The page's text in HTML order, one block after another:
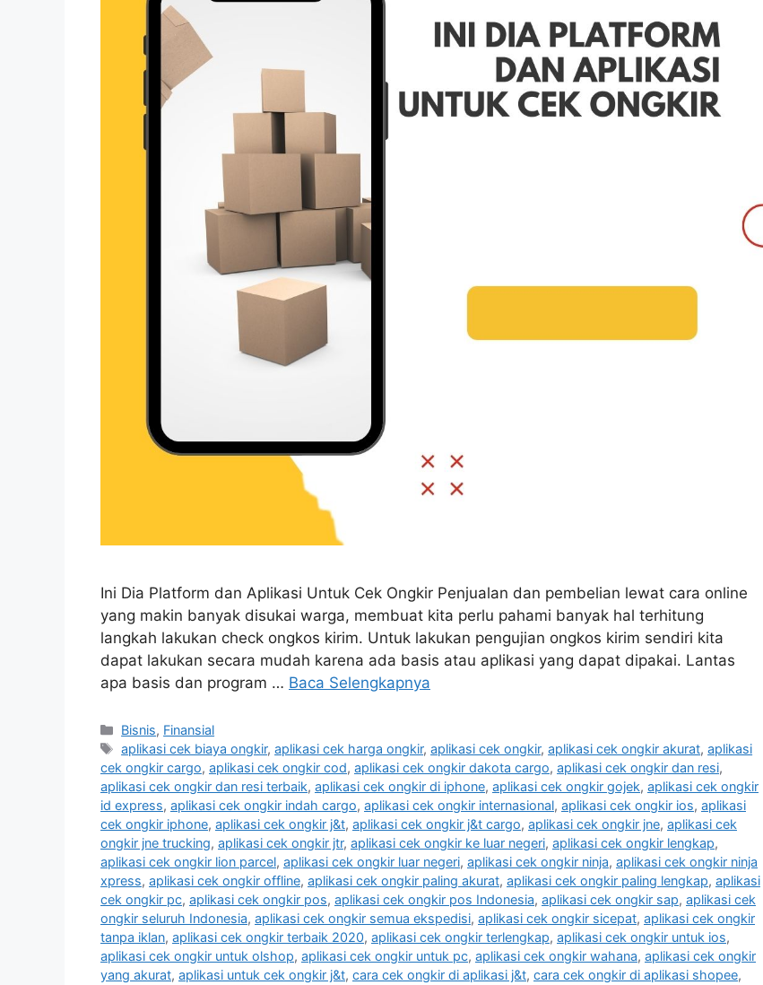
Ini Dia Platform dan Aplikasi Untuk Cek Ongkir Penjualan dan pembelian lewat cara online
yang makin banyak disukai warga, membuat kita perlu pahami banyak hal terhitung
langkah lakukan check ongkos kirim. Untuk lakukan pengujian ongkos kirim sendiri kita
dapat lakukan secara mudah karena ada basis atau aplikasi yang dapat dipakai. Lantas
apa basis dan program … Baca Selengkapnya
Kategori
Bisnis, Finansial
Tag
aplikasi cek biaya ongkir,aplikasi cek harga ongkir,aplikasi cek ongkir,aplikasi cek ongkir akurat,aplikasi
cek ongkir cargo, aplikasi cek ongkir cod, aplikasi cek ongkir dakota cargo, aplikasi cek ongkir dan resi,
aplikasi cek ongkir dan resi terbaik, aplikasi cek ongkir di iphone, aplikasi cek ongkir gojek, aplikasi cek ongkir
id express, aplikasi cek ongkir indah cargo, aplikasi cek ongkir internasional, aplikasi cek ongkir ios, aplikasi
cek ongkir iphone, aplikasi cek ongkir j&t, aplikasi cek ongkir j&t cargo, aplikasi cek ongkir jne, aplikasi cek
ongkir jne trucking, aplikasi cek ongkir jtr, aplikasi cek ongkir ke luar negeri, aplikasi cek ongkir lengkap,
aplikasi cek ongkir lion parcel, aplikasi cek ongkir luar negeri, aplikasi cek ongkir ninja, aplikasi cek ongkir ninja
xpress, aplikasi cek ongkir offline, aplikasi cek ongkir paling akurat, aplikasi cek ongkir paling lengkap, aplikasi
cek ongkir pc, aplikasi cek ongkir pos, aplikasi cek ongkir pos Indonesia, aplikasi cek ongkir sap, aplikasi cek
ongkir seluruh Indonesia, aplikasi cek ongkir semua ekspedisi, aplikasi cek ongkir sicepat, aplikasi cek ongkir
tanpa iklan, aplikasi cek ongkir terbaik 2020, aplikasi cek ongkir terlengkap, aplikasi cek ongkir untuk ios,
aplikasi cek ongkir untuk olshop, aplikasi cek ongkir untuk pc, aplikasi cek ongkir wahana, aplikasi cek ongkir
yang akurat, aplikasi untuk cek ongkir j&t, cara cek ongkir di aplikasi j&t, cara cek ongkir di aplikasi shopee,